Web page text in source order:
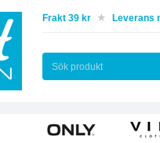
Frakt 39 kr Leverans